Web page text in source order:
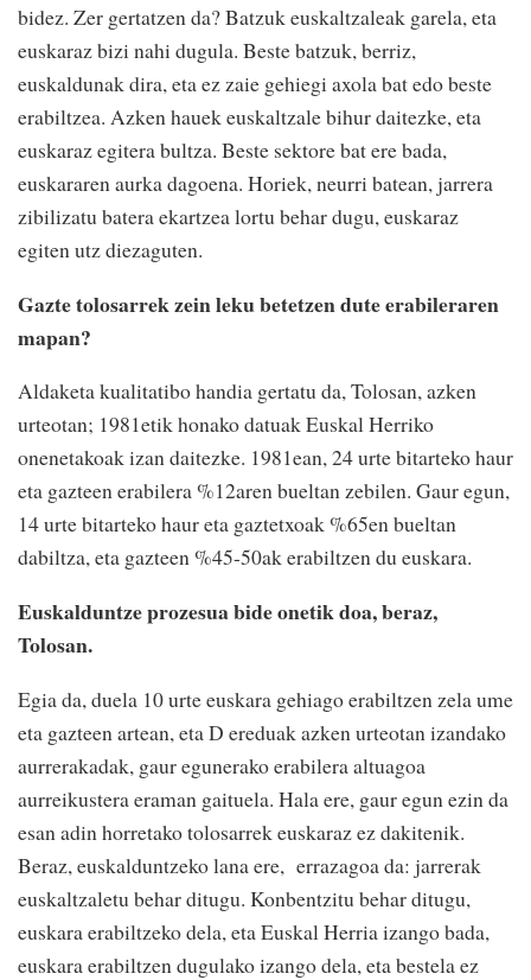
bidez. Zer gertatzen da? Batzuk euskaltzaleak garela, eta
euskaraz bizi nahi dugula. Beste batzuk, berriz,
euskaldunak dira, eta ez zaie gehiegi axola bat edo beste
erabiltzea. Azken hauek euskaltzale bihur daitezke, eta
euskaraz egitera bultza. Beste sektore bat ere bada,
euskararen aurka dagoena. Horiek, neurri batean, jarrera
zibilizatu batera ekartzea lortu behar dugu, euskaraz
egiten utz diezaguten.
Gazte tolosarrek zein leku betetzen dute erabileraren
mapan?
Aldaketa kualitatibo handia gertatu da, Tolosan, azken
urteotan; 1981etik honako datuak Euskal Herriko
onenetakoak izan daitezke. 1981ean, 24 urte bitarteko haur
eta gazteen erabilera %12aren bueltan zebilen. Gaur egun,
14 urte bitarteko haur eta gaztetxoak %65en bueltan
dabiltza, eta gazteen %45-50ak erabiltzen du euskara.
Euskalduntze prozesua bide onetik doa, beraz,
Tolosan.
Egia da, duela 10 urte euskara gehiago erabiltzen zela ume
eta gazteen artean, eta D ereduak azken urteotan izandako
aurrerakadak, gaur egunerako erabilera altuagoa
aurreikustera eraman gaituela. Hala ere, gaur egun ezin da
esan adin horretako tolosarrek euskaraz ez dakitenik.
Beraz, euskalduntzeko lana ere, errazagoa da: jarrerak
euskaltzaletu behar ditugu. Konbentzitu behar ditugu,
euskara erabiltzeko dela, eta Euskal Herria izango bada,
euskara erabiltzen dugulako izango dela, eta bestela ez